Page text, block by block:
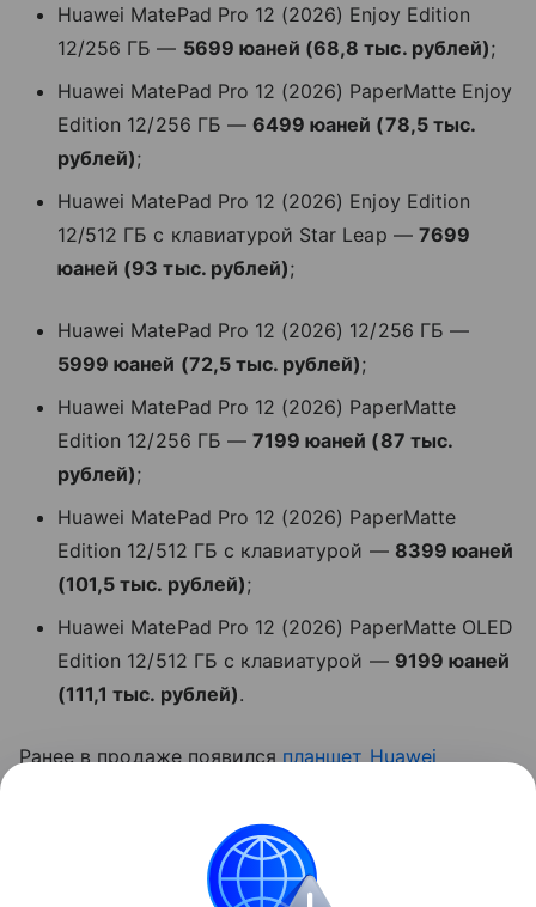
Huawei MatePad Pro 12 (2026) Enjoy Edition
12/256 ГБ — 5699 юаней (68,8 тыс. рублей);
Huawei MatePad Pro 12 (2026) PaperMatte Enjoy
Edition 12/256 ГБ — 6499 юаней (78,5 тыс.
рублей);
Huawei MatePad Pro 12 (2026) Enjoy Edition
12/512 ГБ с клавиатурой Star Leap — 7699
юаней (93 тыс. рублей);
Huawei MatePad Pro 12 (2026) 12/256 ГБ —
5999 юаней (72,5 тыс. рублей);
Huawei MatePad Pro 12 (2026) PaperMatte
Edition 12/256 ГБ — 7199 юаней (87 тыс.
рублей);
Huawei MatePad Pro 12 (2026) PaperMatte
Edition 12/512 ГБ с клавиатурой — 8399 юаней
(101,5 тыс. рублей);
Huawei MatePad Pro 12 (2026) PaperMatte OLED
Edition 12/512 ГБ с клавиатурой — 9199 юаней
(111,1 тыс. рублей).
Ранее в продаже появился планшет Huawei